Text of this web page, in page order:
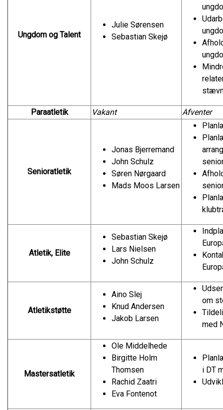
Ungdom og Talent
Julie Sørensen
Sebastian Skejø
Paraatletik Vakant Afventer
Senioratletik
Jonas Bjerremand
John Schulz
Søren Nørgaard
Mads Moos Larsen
Atletik, Elite
Sebastian Skejø
Lars Nielsen
John Schulz
Atletikstøtte
Aino Slej
Knud Andersen
Jakob Larsen
om
med
Mastersatletik
Ole Middelhede
Birgitte Holm
Thomsen
Rachid Zaatri
Eva Fontenot
i DT